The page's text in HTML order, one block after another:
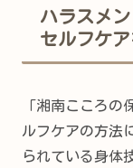
ハラスメ
セルフケア
「湘南こころの
ルフケアの方法
られている身体